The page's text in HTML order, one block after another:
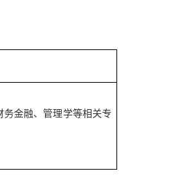
金融、管理学等相关专